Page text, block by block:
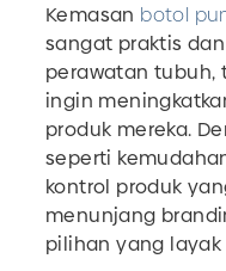
Kemasan botol
sangat praktis
perawatan tubuh,
ingin
produk mereka.
seperti
kontrol produk
menunjang
pilihan yang